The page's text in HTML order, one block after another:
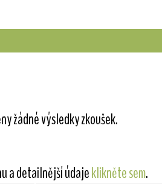
žádné výsledky zkoušek.
a detailnější údajeklikněte sem.